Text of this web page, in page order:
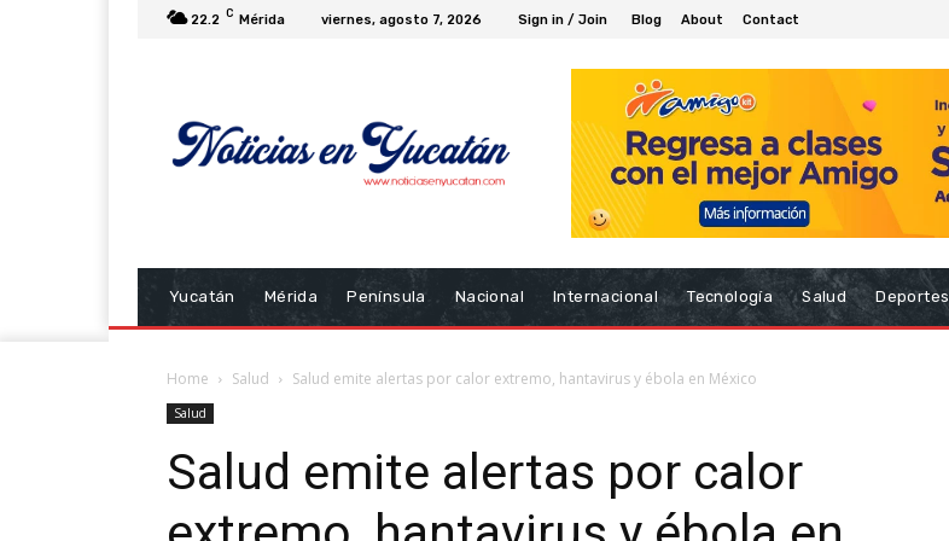
22.2 C Mérida viernes, agosto 7, 2026 Sign in / Join Blog About Contact
Yucatán Mérida Península Nacional Internacional Tecnología Salud Deportes
Home Salud Salud emite alertas por calor extremo, hantavirus y ébola en México
Salud
Salud emite alertas por calor